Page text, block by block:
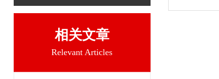
相关文章
Relevant Articles